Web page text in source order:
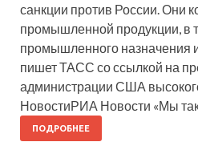
санкции против России. Они
промышленной продукции, в
промышленного назначения
пишет ТАСС со ссылкой на
администрации США
НовостиРИА Новости «Мы
ПОДРОБНЕЕ